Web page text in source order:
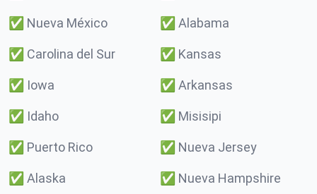
✅ Nueva México ✅ Alabama
✅ Carolina del Sur ✅ Kansas
✅ Iowa ✅ Arkansas
✅ Idaho ✅ Misisipi
✅ Puerto Rico ✅ Nueva Jersey
✅ Alaska ✅ Nueva Hampshire